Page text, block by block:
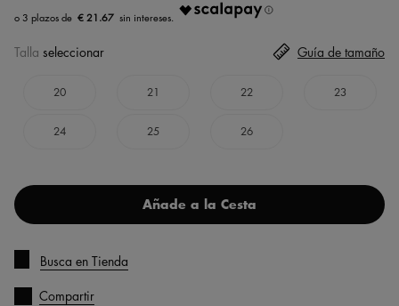
€ 21.67
Talla seleccionar
20 21 22 23
24 25 26
Guía de tamaño
Añade a la Cesta
Busca en Tienda
Compartir